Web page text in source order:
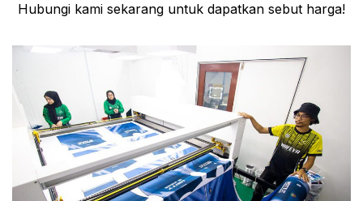
Hubungi kami sekarang untuk dapatkan sebut harga!